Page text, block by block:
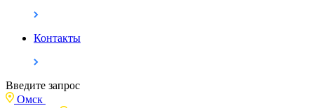
Контакты
Введите запрос
Омск